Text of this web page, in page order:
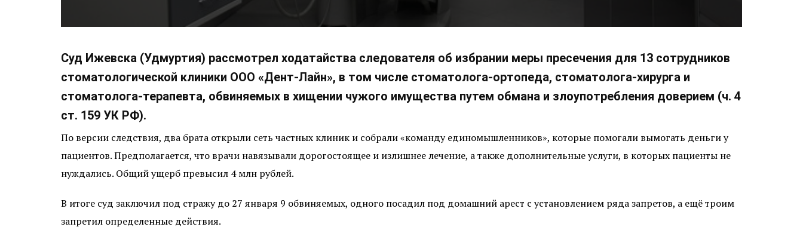
Суд Ижевска (Удмуртия) рассмотрел ходатайства следователя об избрании меры пресечения для 13 сотрудников
стоматологической клиники ООО «Дент-Лайн», в том числе стоматолога-ортопеда, стоматолога-хирурга и
стоматолога-терапевта, обвиняемых в хищении чужого имущества путем обмана и злоупотребления доверием (ч. 4
ст. 159 УК РФ).
По версии следствия, два брата открыли сеть частных клиник и собрали «команду единомышленников», которые помогали вымогать деньги у
пациентов. Предполагается, что врачи навязывали дорогостоящее и излишнее лечение, а также дополнительные услуги, в которых пациенты не
нуждались. Общий ущерб превысил 4 млн рублей.
В итоге суд заключил под стражу до 27 января 9 обвиняемых, одного посадил под домашний арест с установлением ряда запретов, а ещё троим
запретил определенные действия.